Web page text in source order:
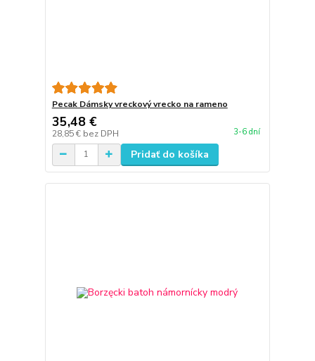
Pecak Dámsky vreckový vrecko na rameno
35,48 €
28,85 € bez DPH 3-6 dní
Pridať do košíka